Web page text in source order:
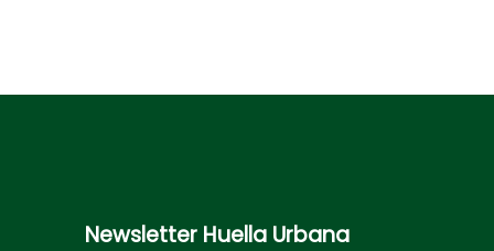
Newsletter Huella Urbana